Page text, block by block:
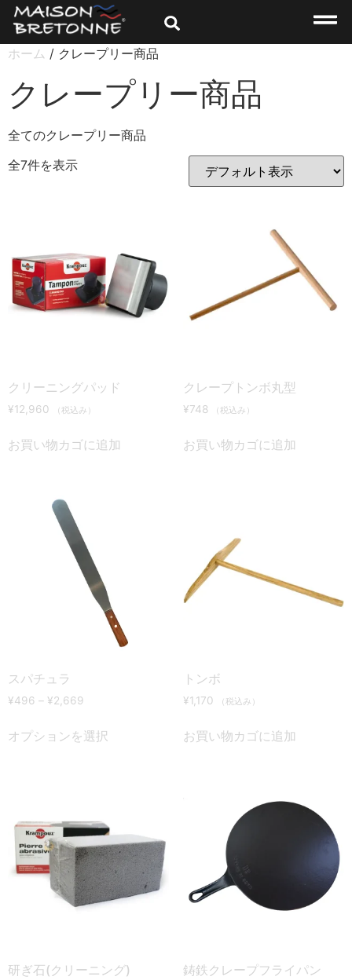
ホーム / クレープリー商品
クレープリー商品
全てのクレープリー商品
全7件を表示
クリーニングパッド
¥12,960 （税込み）
お買い物カゴに追加
クレープトンボ丸型
¥748 （税込み）
お買い物カゴに追加
スパチュラ
¥496 – ¥2,669
オプションを選択
トンボ
¥1,170 （税込み）
お買い物カゴに追加
研ぎ石(クリーニング) 鋳鉄クレープフライパン